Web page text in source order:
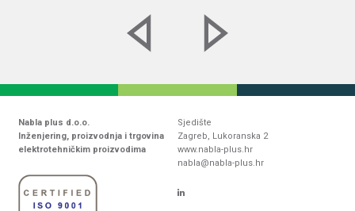
Nabla plus d.o.o.
Inženjering, proizvodnja i trgovina
elektrotehničkim proizvodima
Sjedište
Zagreb, Lukoranska 2
www.nabla-plus.hr
nabla@nabla-plus.hr